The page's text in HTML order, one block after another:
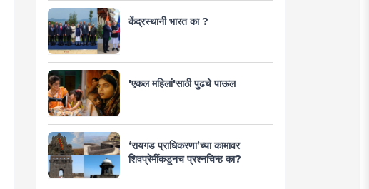
केंद्रस्थानी भारत का ?
'एकल महिलां'साठी पुढचे पाऊल
‘रायगड प्राधिकरणा’च्या कामावर
शिवप्रेमींकडूनच प्रश्नचिन्ह का?